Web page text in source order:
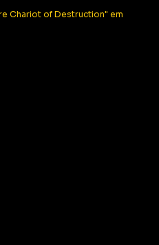
Chariot of Destruction" em